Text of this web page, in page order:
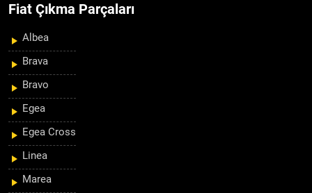
Fiat Çıkma Parçaları
Albea
Brava
Bravo
Egea
Egea Cross
Linea
Marea